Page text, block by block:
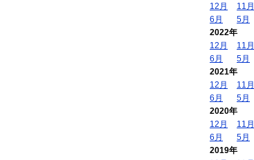
12月
11月
6月
5月
2022年
12月
11月
6月
5月
2021年
12月
11月
6月
5月
2020年
12月
11月
6月
5月
2019年